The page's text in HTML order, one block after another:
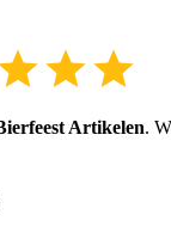
Artikelen.